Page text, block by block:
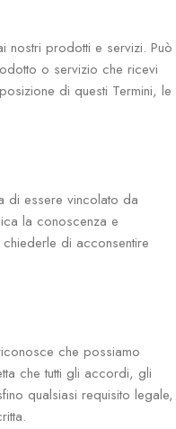
nostri prodotti e servizi. Può
o servizio che ricevi
di questi Termini, le
di essere vincolato da
la conoscenza e
di acconsentire
che possiamo
che tutti gli accordi, gli
qualsiasi requisito legale,